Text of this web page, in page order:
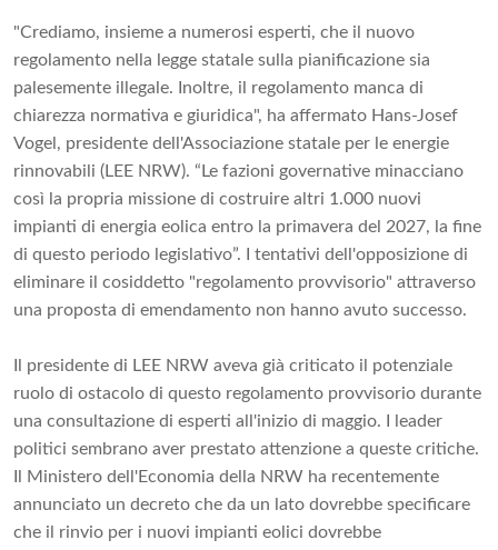
"Crediamo, insieme a numerosi esperti, che il nuovo
regolamento nella legge statale sulla pianificazione sia
palesemente illegale. Inoltre, il regolamento manca di
chiarezza normativa e giuridica", ha affermato Hans-Josef
Vogel, presidente dell'Associazione statale per le energie
rinnovabili (LEE NRW). “Le fazioni governative minacciano
così la propria missione di costruire altri 1.000 nuovi
impianti di energia eolica entro la primavera del 2027, la fine
di questo periodo legislativo”. I tentativi dell'opposizione di
eliminare il cosiddetto "regolamento provvisorio" attraverso
una proposta di emendamento non hanno avuto successo.
Il presidente di LEE NRW aveva già criticato il potenziale
ruolo di ostacolo di questo regolamento provvisorio durante
una consultazione di esperti all'inizio di maggio. I leader
politici sembrano aver prestato attenzione a queste critiche.
Il Ministero dell'Economia della NRW ha recentemente
annunciato un decreto che da un lato dovrebbe specificare
che il rinvio per i nuovi impianti eolici dovrebbe